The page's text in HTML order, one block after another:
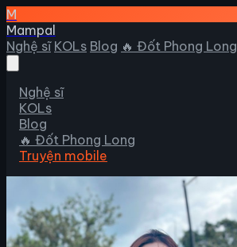
M
Mampal
Nghệ sĩ KOLs Blog 🔥 Đốt Phong Long
Nghệ sĩ
KOLs
Blog
🔥 Đốt Phong Long
Truyện mobile